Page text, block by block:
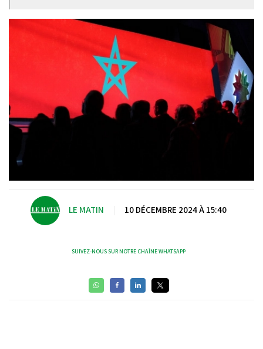
LE MATIN 10 DÉCEMBRE 2024 À 15:40
SUIVEZ-NOUS SUR NOTRE CHAÎNE WHATSAPP